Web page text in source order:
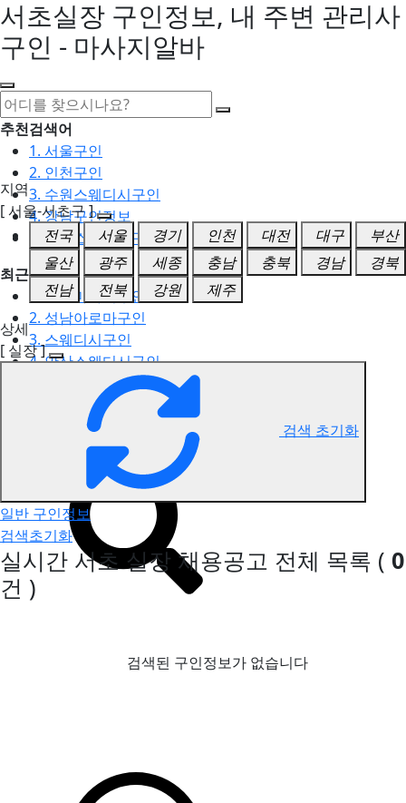
서초실장 구인정보, 내 주변 관리사
구인 - 마사지알바
추천검색어
1. 서울구인
2. 인천구인
3. 수원스웨디시구인
4. 강남구인정보
5. 동탄스웨디시구인
최근검색어
1. 일산마사지구인
2. 성남아로마구인
3. 스웨디시구인
4. 안산스웨디시구인
5. 아로마구인
서초 실장 구인정보
지역
[ 서울-서초구 ]
전국
서울 경기 인천 대전 대구
부산
울산
광주 세종 충남 충북 경남
경북
전남
전북 강원
제주
상세
[ 실장 ]
검색 초기화
일반 구인정보
검색초기화
실시간 서초 실장 채용공고 전체 목록 ( 0
건 )
검색된 구인정보가 없습니다